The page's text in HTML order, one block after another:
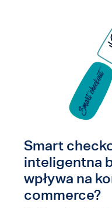
Smart
inteligentna
wpływa na
commerce?